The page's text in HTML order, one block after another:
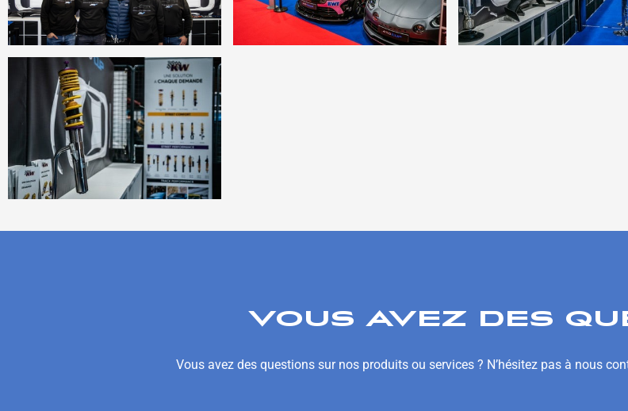
VOUS AVEZ DES
Vous avez des questions sur nos produits ou services ? N’hésitez pas à nous